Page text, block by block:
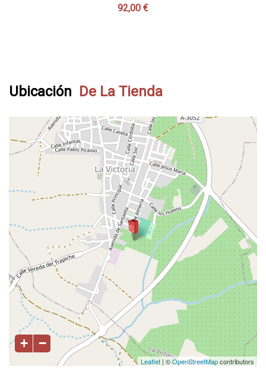
Precio
92,00 €
Ubicación De La Tienda
+ −
Leaflet | ©OpenStreetMapcontributors